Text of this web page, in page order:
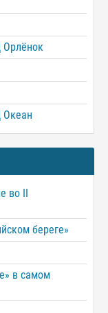
Орлёнок
Океан
во II
береге»
в самом